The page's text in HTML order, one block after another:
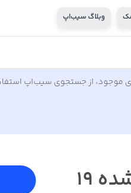
وبلاگ سیب‌اپ
موجود، از جستجوی سیب‌اپ
Captions | نسخه آنلاک‌شده ۱۹